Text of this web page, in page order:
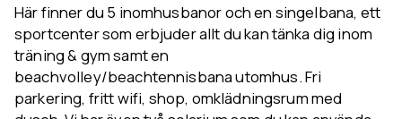
Här finner du 5 inomhusbanor och en singelbana, ett
sportcenter som erbjuder allt du kan tänka dig inom
träning & gym samt en
beachvolley/beachtennisbana utomhus. Fri
parkering, fritt wifi, shop, omklädningsrum med